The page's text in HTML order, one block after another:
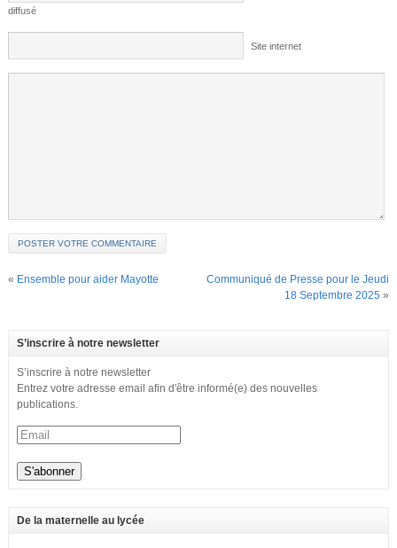
diffusé
Site internet
« Ensemble pour aider Mayotte
Communiqué de Presse pour le Jeudi
18 Septembre 2025 »
S’inscrire à notre newsletter
S’inscrire à notre newsletter
Entrez votre adresse email afin d'être informé(e) des nouvelles
publications.
De la maternelle au lycée